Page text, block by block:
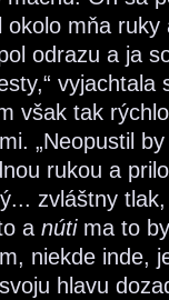
okolo mňa
odrazu a ja
však tak
„Neopustil
rukou a
zvláštny
a nútima to
niekde inde,
hlavu